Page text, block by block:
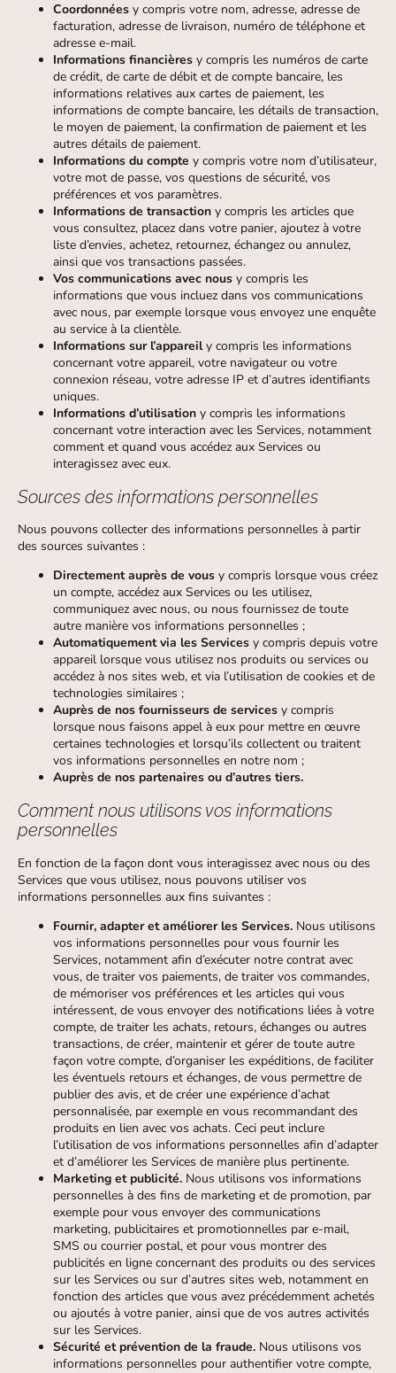
Coordonnées y compris votre nom, adresse, adresse de
facturation, adresse de livraison, numéro de téléphone et
adresse e-mail.
Informations financières y compris les numéros de carte
de crédit, de carte de débit et de compte bancaire, les
informations relatives aux cartes de paiement, les
informations de compte bancaire, les détails de transaction,
le moyen de paiement, la confirmation de paiement et les
autres détails de paiement.
Informations du compte y compris votre nom d’utilisateur,
votre mot de passe, vos questions de sécurité, vos
préférences et vos paramètres.
Informations de transaction y compris les articles que
vous consultez, placez dans votre panier, ajoutez à votre
liste d’envies, achetez, retournez, échangez ou annulez,
ainsi que vos transactions passées.
Vos communications avec nous y compris les
informations que vous incluez dans vos communications
avec nous, par exemple lorsque vous envoyez une enquête
au service à la clientèle.
Informations sur l’appareily compris les informations
concernant votre appareil, votre navigateur ou votre
connexion réseau, votre adresse IP et d’autres identifiants
uniques.
Informations d’utilisation y compris les informations
concernant votre interaction avec les Services, notamment
comment et quand vous accédez aux Services ou
interagissez avec eux.
Sources des informations personnelles
Nous pouvons collecter des informations personnelles à partir
des sources suivantes :
Directement auprès de vous y compris lorsque vous créez
un compte, accédez aux Services ou les utilisez,
communiquez avec nous, ou nous fournissez de toute
autre manière vos informations personnelles ;
Automatiquement via les Services y compris depuis votre
appareil lorsque vous utilisez nos produits ou services ou
accédez à nos sites web, et via l’utilisation de cookies et de
technologies similaires ;
Auprès de nos fournisseurs de services y compris
lorsque nous faisons appel à eux pour mettre en œuvre
certaines technologies et lorsqu’ils collectent ou traitent
vos informations personnelles en notre nom ;
Auprès de nos partenaires ou d’autres tiers.
Comment nous utilisons vos informations
personnelles
En fonction de la façon dont vous interagissez avec nous ou des
Services que vous utilisez, nous pouvons utiliser vos
informations personnelles aux fins suivantes :
Fournir, adapter et améliorer les Services. Nous utilisons
vos informations personnelles pour vous fournir les
Services, notamment afin d’exécuter notre contrat avec
vous, de traiter vos paiements, de traiter vos commandes,
de mémoriser vos préférences et les articles qui vous
intéressent, de vous envoyer des notifications liées à votre
compte, de traiter les achats, retours, échanges ou autres
transactions, de créer, maintenir et gérer de toute autre
façon votre compte, d’organiser les expéditions, de faciliter
les éventuels retours et échanges, de vous permettre de
publier des avis, et de créer une expérience d’achat
personnalisée, par exemple en vous recommandant des
produits en lien avec vos achats. Ceci peut inclure
l’utilisation de vos informations personnelles afin d’adapter
et d’améliorer les Services de manière plus pertinente.
Marketing et publicité. Nous utilisons vos informations
personnelles à des fins de marketing et de promotion, par
exemple pour vous envoyer des communications
marketing, publicitaires et promotionnelles par e-mail,
SMS ou courrier postal, et pour vous montrer des
publicités en ligne concernant des produits ou des services
sur les Services ou sur d’autres sites web, notamment en
fonction des articles que vous avez précédemment achetés
ou ajoutés à votre panier, ainsi que de vos autres activités
sur les Services.
Sécurité et prévention de la fraude. Nous utilisons vos
informations personnelles pour authentifier votre compte,